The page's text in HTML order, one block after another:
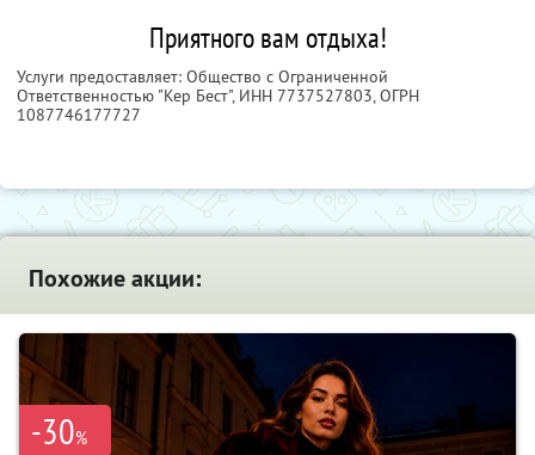
Приятного вам отдыха!
Услуги предоставляет: Общество с Ограниченной
Ответственностью "Кер Бест", ИНН 7737527803, ОГРН
1087746177727
Похожие акции:
-30%